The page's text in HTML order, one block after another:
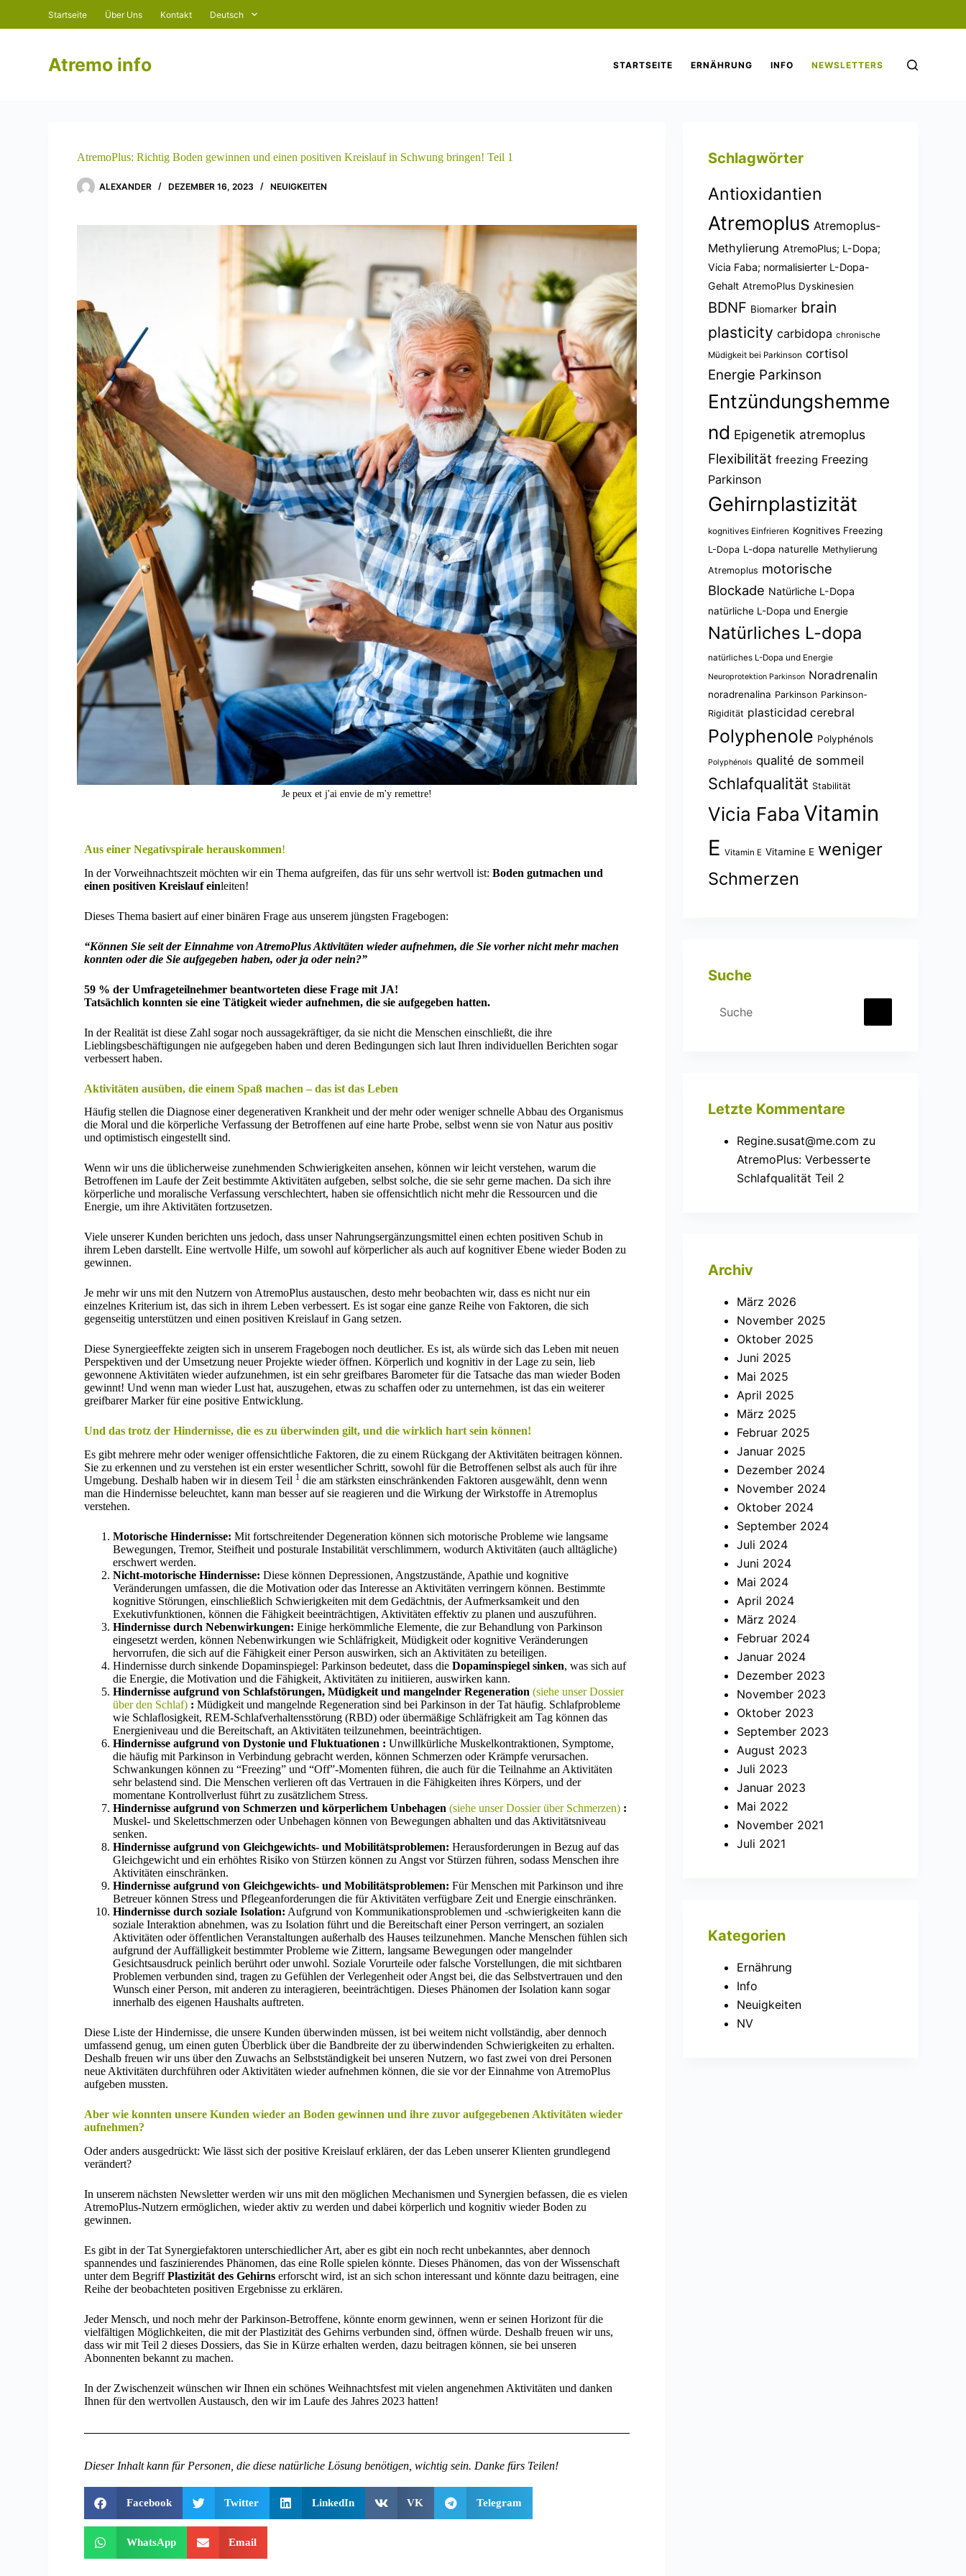
u
Startseite Über Uns Kontakt Deutsch
Atremo info STARTSEITE ERNÄHRUNG INFO NEWSLETTERS
AtremoPlus: Richtig Boden gewinnen und einen positiven Kreislauf in Schwung bringen! Teil 1
ALEXANDER DEZEMBER 16, 2023 NEUIGKEITEN
Je peux et j'ai envie de m'y remettre!
Aus einer Negativspirale herauskommen!
In der Vorweihnachtszeit möchten wir ein Thema aufgreifen, das für uns sehr wertvoll ist:Boden gutmachen und
einen positiven Kreislauf einleiten!
Dieses Thema basiert auf einer binären Frage aus unserem jüngsten Fragebogen:
“Können Sie seit der Einnahme von AtremoPlus Aktivitäten wieder aufnehmen, die Sie vorher nicht mehr machen
konnten oder die Sie aufgegeben haben, oder ja oder nein?”
59 % der Umfrageteilnehmer beantworteten diese Frage mit JA!
Tatsächlich konnten sie eine Tätigkeit wieder aufnehmen, die sie aufgegeben hatten.
In der Realität ist diese Zahl sogar noch aussagekräftiger, da sie nicht die Menschen einschließt, die ihre
Lieblingsbeschäftigungen nie aufgegeben haben und deren Bedingungen sich laut Ihren individuellen Berichten sogar
verbessert haben.
Aktivitäten ausüben, die einem Spaß machen – das ist das Leben
Häufig stellen die Diagnose einer degenerativen Krankheit und der mehr oder weniger schnelle Abbau des Organismus
die Moral und die körperliche Verfassung der Betroffenen auf eine harte Probe, selbst wenn sie von Natur aus positiv
und optimistisch eingestellt sind.
Wenn wir uns die üblicherweise zunehmenden Schwierigkeiten ansehen, können wir leicht verstehen, warum die
Betroffenen im Laufe der Zeit bestimmte Aktivitäten aufgeben, selbst solche, die sie sehr gerne machen. Da sich ihre
körperliche und moralische Verfassung verschlechtert, haben sie offensichtlich nicht mehr die Ressourcen und die
Energie, um ihre Aktivitäten fortzusetzen.
Viele unserer Kunden berichten uns jedoch, dass unser Nahrungsergänzungsmittel einen echten positiven Schub in
ihrem Leben darstellt. Eine wertvolle Hilfe, um sowohl auf körperlicher als auch auf kognitiver Ebene wieder Boden zu
gewinnen.
Je mehr wir uns mit den Nutzern von AtremoPlus austauschen, desto mehr beobachten wir, dass es nicht nur ein
einzelnes Kriterium ist, das sich in ihrem Leben verbessert. Es ist sogar eine ganze Reihe von Faktoren, die sich
gegenseitig unterstützen und einen positiven Kreislauf in Gang setzen.
Diese Synergieeffekte zeigten sich in unserem Fragebogen noch deutlicher. Es ist, als würde sich das Leben mit neuen
Perspektiven und der Umsetzung neuer Projekte wieder öffnen. Körperlich und kognitiv in der Lage zu sein, lieb
gewonnene Aktivitäten wieder aufzunehmen, ist ein sehr greifbares Barometer für die Tatsache das man wieder Boden
gewinnt! Und wenn man wieder Lust hat, auszugehen, etwas zu schaffen oder zu unternehmen, ist das ein weiterer
greifbarer Marker für eine positive Entwicklung.
Und das trotz der Hindernisse, die es zu überwinden gilt, und die wirklich hart sein können!
Es gibt mehrere mehr oder weniger offensichtliche Faktoren, die zu einem Rückgang der Aktivitäten beitragen können.
Sie zu erkennen und zu verstehen ist ein erster wesentlicher Schritt, sowohl für die Betroffenen selbst als auch für ihre
Umgebung. Deshalb haben wir in diesem Teil 1 die am stärksten einschränkenden Faktoren ausgewählt, denn wenn
man die Hindernisse beleuchtet, kann man besser auf sie reagieren und die Wirkung der Wirkstoffe in Atremoplus
verstehen.
Motorische Hindernisse: Mit fortschreitender Degeneration können sich motorische Probleme wie langsame
Bewegungen, Tremor, Steifheit und posturale Instabilität verschlimmern, wodurch Aktivitäten (auch alltägliche)
erschwert werden.
Nicht-motorische Hindernisse: Diese können Depressionen, Angstzustände, Apathie und kognitive
Veränderungen umfassen, die die Motivation oder das Interesse an Aktivitäten verringern können. Bestimmte
kognitive Störungen, einschließlich Schwierigkeiten mit dem Gedächtnis, der Aufmerksamkeit und den
Exekutivfunktionen, können die Fähigkeit beeinträchtigen, Aktivitäten effektiv zu planen und auszuführen.
Hindernisse durch Nebenwirkungen: Einige herkömmliche Elemente, die zur Behandlung von Parkinson
eingesetzt werden, können Nebenwirkungen wie Schläfrigkeit, Müdigkeit oder kognitive Veränderungen
hervorrufen, die sich auf die Fähigkeit einer Person auswirken, sich an Aktivitäten zu beteiligen.
Hindernisse durch sinkende Dopaminspiegel: Parkinson bedeutet, dass dieDopaminspiegel sinken, was sich auf
die Energie, die Motivation und die Fähigkeit, Aktivitäten zu initiieren, auswirken kann.
Hindernisse aufgrund von Schlafstörungen, Müdigkeit und mangelnder Regeneration(siehe unser Dossier
über den Schlaf) :Müdigkeit und mangelnde Regeneration sind bei Parkinson in der Tat häufig. Schlafprobleme
wie Schlaflosigkeit, REM-Schlafverhaltensstörung (RBD) oder übermäßige Schläfrigkeit am Tag können das
Energieniveau und die Bereitschaft, an Aktivitäten teilzunehmen, beeinträchtigen.
Hindernisse aufgrund von Dystonie und Fluktuationen :Unwillkürliche Muskelkontraktionen, Symptome,
die häufig mit Parkinson in Verbindung gebracht werden, können Schmerzen oder Krämpfe verursachen.
Schwankungen können zu “Freezing” und “Off”-Momenten führen, die auch für die Teilnahme an Aktivitäten
sehr belastend sind. Die Menschen verlieren oft das Vertrauen in die Fähigkeiten ihres Körpers, und der
momentane Kontrollverlust führt zu zusätzlichem Stress.
Hindernisse aufgrund von Schmerzen und körperlichem Unbehagen(siehe unser Dossier über Schmerzen) :
Muskel- und Skelettschmerzen oder Unbehagen können von Bewegungen abhalten und das Aktivitätsniveau
senken.
Hindernisse aufgrund von Gleichgewichts- und Mobilitätsproblemen: Herausforderungen in Bezug auf das
Gleichgewicht und ein erhöhtes Risiko von Stürzen können zu Angst vor Stürzen führen, sodass Menschen ihre
Aktivitäten einschränken.
Hindernisse aufgrund von Gleichgewichts- und Mobilitätsproblemen: Für Menschen mit Parkinson und ihre
Betreuer können Stress und Pflegeanforderungen die für Aktivitäten verfügbare Zeit und Energie einschränken.
Hindernisse durch soziale Isolation: Aufgrund von Kommunikationsproblemen und -schwierigkeiten kann die
soziale Interaktion abnehmen, was zu Isolation führt und die Bereitschaft einer Person verringert, an sozialen
Aktivitäten oder öffentlichen Veranstaltungen außerhalb des Hauses teilzunehmen. Manche Menschen fühlen sich
aufgrund der Auffälligkeit bestimmter Probleme wie Zittern, langsame Bewegungen oder mangelnder
Gesichtsausdruck peinlich berührt oder unwohl. Soziale Vorurteile oder falsche Vorstellungen, die mit sichtbaren
Problemen verbunden sind, tragen zu Gefühlen der Verlegenheit oder Angst bei, die das Selbstvertrauen und den
Wunsch einer Person, mit anderen zu interagieren, beeinträchtigen. Dieses Phänomen der Isolation kann sogar
innerhalb des eigenen Haushalts auftreten.
Diese Liste der Hindernisse, die unsere Kunden überwinden müssen, ist bei weitem nicht vollständig, aber dennoch
umfassend genug, um einen guten Überblick über die Bandbreite der zu überwindenden Schwierigkeiten zu erhalten.
Deshalb freuen wir uns über den Zuwachs an Selbstständigkeit bei unseren Nutzern, wo fast zwei von drei Personen
neue Aktivitäten durchführen oder Aktivitäten wieder aufnehmen können, die sie vor der Einnahme von AtremoPlus
aufgeben mussten.
Aber wie konnten unsere Kunden wieder an Boden gewinnen und ihre zuvor aufgegebenen Aktivitäten wieder
aufnehmen?
Oder anders ausgedrückt: Wie lässt sich der positive Kreislauf erklären, der das Leben unserer Klienten grundlegend
verändert?
In unserem nächsten Newsletter werden wir uns mit den möglichen Mechanismen und Synergien befassen, die es vielen
AtremoPlus-Nutzern ermöglichen, wieder aktiv zu werden und dabei körperlich und kognitiv wieder Boden zu
gewinnen.
Es gibt in der Tat Synergiefaktoren unterschiedlicher Art, aber es gibt ein noch recht unbekanntes, aber dennoch
spannendes und faszinierendes Phänomen, das eine Rolle spielen könnte. Dieses Phänomen, das von der Wissenschaft
unter dem BegriffPlastizität des Gehirnserforscht wird, ist an sich schon interessant und könnte dazu beitragen, eine
Reihe der beobachteten positiven Ergebnisse zu erklären.
Jeder Mensch, und noch mehr der Parkinson-Betroffene, könnte enorm gewinnen, wenn er seinen Horizont für die
vielfältigen Möglichkeiten, die mit der Plastizität des Gehirns verbunden sind, öffnen würde. Deshalb freuen wir uns,
dass wir mit Teil 2 dieses Dossiers, das Sie in Kürze erhalten werden, dazu beitragen können, sie bei unseren
Abonnenten bekannt zu machen.
In der Zwischenzeit wünschen wir Ihnen ein schönes Weihnachtsfest mit vielen angenehmen Aktivitäten und danken
Ihnen für den wertvollen Austausch, den wir im Laufe des Jahres 2023 hatten!
Dieser Inhalt kann für Personen, die diese natürliche Lösung benötigen, wichtig sein. Danke fürs Teilen!
Facebook Twitter LinkedIn VK Telegram
WhatsApp Email
Schlagwörter
Antioxidantien
Atremoplus Atremoplus-
Methylierung AtremoPlus; L-Dopa;
Vicia Faba; normalisierter L-Dopa-
Gehalt AtremoPlus Dyskinesien
BDNF Biomarker brain
plasticity carbidopa chronische
Müdigkeit bei Parkinson cortisol
Energie Parkinson
Entzündungshemme
nd Epigenetik atremoplus
Flexibilität freezing Freezing
Parkinson
Gehirnplastizität
kognitives Einfrieren Kognitives Freezing
L-Dopa L-dopa naturelle Methylierung
Atremoplus motorische
Blockade Natürliche L-Dopa
natürliche L-Dopa und Energie
Natürliches L-dopa
natürliches L-Dopa und Energie
Neuroprotektion Parkinson Noradrenalin
noradrenalina Parkinson Parkinson-
Rigidität plasticidad cerebral
Polyphenole Polyphénols
Polyphénols qualité de sommeil
Schlafqualität Stabilität
Vicia Faba Vitamin
E Vitamin E Vitamine E weniger
Schmerzen
Suche
Letzte Kommentare
Regine.susat@me.com zu
AtremoPlus: Verbesserte
Schlafqualität Teil 2
Archiv
März 2026
November 2025
Oktober 2025
Juni 2025
Mai 2025
April 2025
März 2025
Februar 2025
Januar 2025
Dezember 2024
November 2024
Oktober 2024
September 2024
Juli 2024
Juni 2024
Mai 2024
April 2024
März 2024
Februar 2024
Januar 2024
Dezember 2023
November 2023
Oktober 2023
September 2023
August 2023
Juli 2023
Januar 2023
Mai 2022
November 2021
Juli 2021
Kategorien
Ernährung
Info
Neuigkeiten
NV